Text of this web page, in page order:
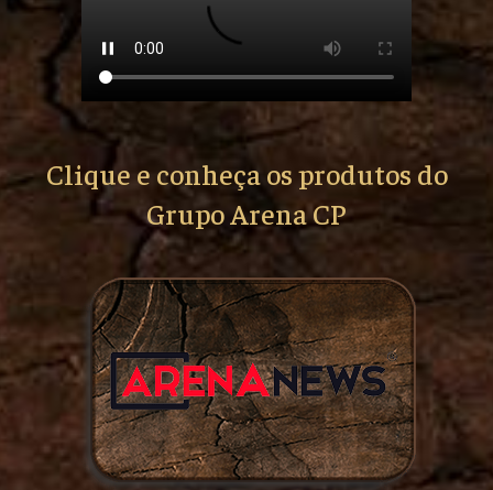
Clique e conheça os produtos do
Grupo Arena CP